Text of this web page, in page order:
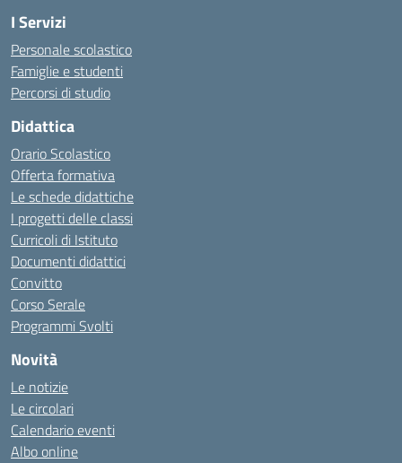
I Servizi
Personale scolastico
Famiglie e studenti
Percorsi di studio
Didattica
Orario Scolastico
Offerta formativa
Le schede didattiche
I progetti delle classi
Curricoli di Istituto
Documenti didattici
Convitto
Corso Serale
Programmi Svolti
Novità
Le notizie
Le circolari
Calendario eventi
Albo online